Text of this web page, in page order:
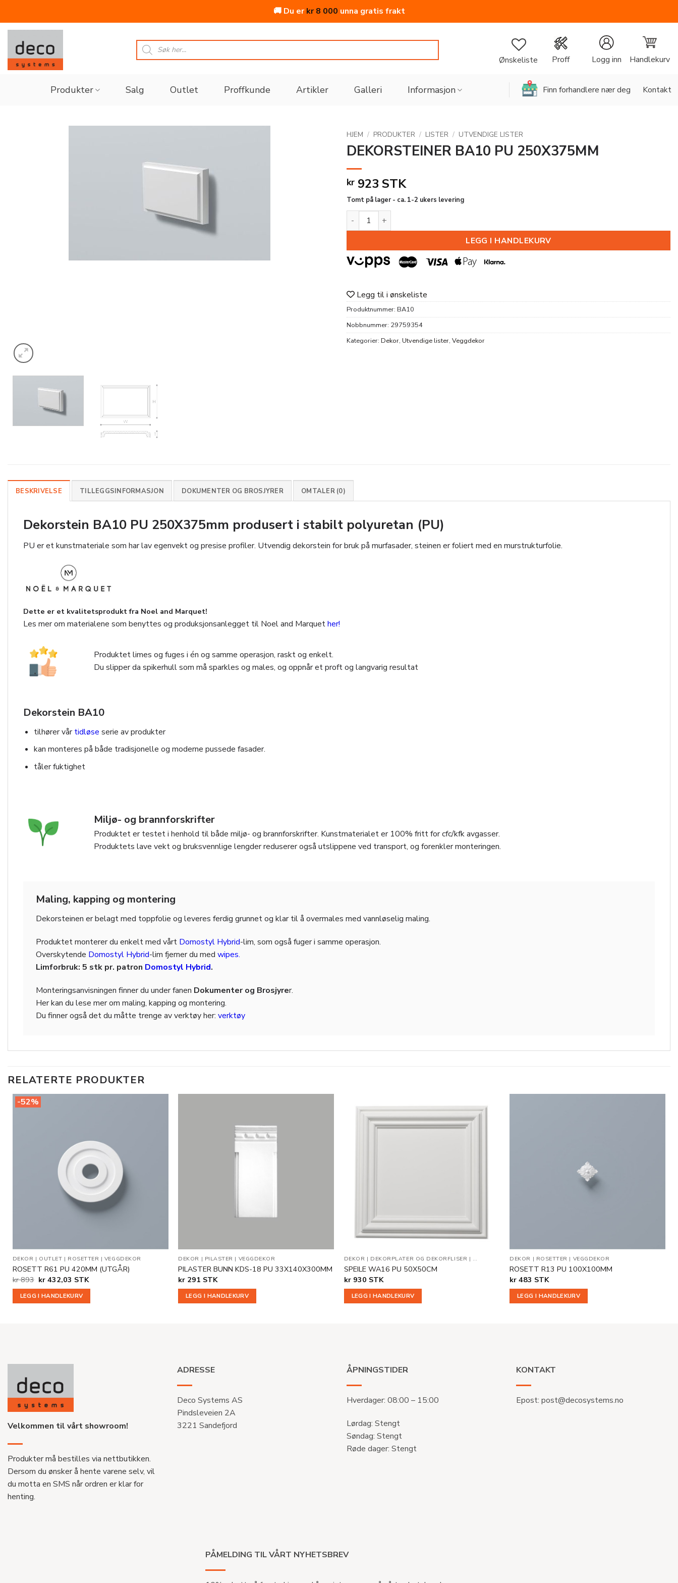
🚚 Du erkr8 000 unna gratis frakt
Skip
content
Products
search
Ønskeliste Proff Logg inn Handlekurv
Produkter Salg Outlet Proffkunde Artikler Galleri Informasjon Finn forhandlere nær deg Kontakt
HJEM / PRODUKTER / LISTER / UTVENDIGE LISTER
DEKORSTEINER BA10 PU 250X375MM
kr 923 STK
Tomt på lager - ca. 1-2 ukers levering
DEKORSTEINER BA10 PU 250X375MM antall
LEGG I HANDLEKURV
Legg til i ønskeliste
Produktnummer: BA10
Nobbnummer: 29759354
Kategorier: Dekor, Utvendige lister, Veggdekor
BESKRIVELSE TILLEGGSINFORMASJON DOKUMENTER OG BROSJYRER OMTALER (0)
Dekorstein BA10 PU 250X375mm produsert i stabilt polyuretan (PU)
PU er et kunstmateriale som har lav egenvekt og presise profiler. Utvendig dekorstein for bruk på murfasader, steinen er foliert med en murstrukturfolie.
Dette er et kvalitetsprodukt fra Noel and Marquet!
Les mer om materialene som benyttes og produksjonsanlegget til Noel and Marquether!
Produktet limes og fuges i én og samme operasjon, raskt og enkelt.
Du slipper da spikerhull som må sparkles og males, og oppnår et proft og langvarig resultat
Dekorstein BA10
tilhører vårtidløse serie av produkter
kan monteres på både tradisjonelle og moderne pussede fasader.
tåler fuktighet
Miljø- og brannforskrifter
Produktet er testet i henhold til både miljø- og brannforskrifter. Kunstmaterialet er 100% fritt for cfc/kfk avgasser.
Produktets lave vekt og bruksvennlige lengder reduserer også utslippene ved transport, og forenkler monteringen.
Maling, kapping og montering
Dekorsteinen er belagt med toppfolie og leveres ferdig grunnet og klar til å overmales med vannløselig maling.
Produktet monterer du enkelt med vårt Domostyl Hybrid-lim, som også fuger i samme operasjon.
Overskytende Domostyl Hybrid-lim fjerner du med wipes.
Limforbruk: 5 stk pr. patron Domostyl Hybrid.
Monteringsanvisningen finner du under fanen Dokumenter og Brosjyrer.
Her kan du lese mer om maling, kapping og montering.
Du finner også det du måtte trenge av verktøy her: verktøy
RELATERTE PRODUKTER
-52%
DEKOR | OUTLET | ROSETTER | VEGGDEKOR
ROSETT R61 PU 420MM (UTGÅR)
kr893 Opprinnelig
var:
kr 893.
kr 432,03 Nåværende
er:
kr 432,03.
STK
LEGG I HANDLEKURV
DEKOR | PILASTER | VEGGDEKOR
PILASTER BUNN KDS-18 PU 33X140X300MM
kr 291 STK
LEGG I HANDLEKURV
DEKOR | DEKORPLATER OG DEKORFLISER | VEGGDEKOR
SPEILE WA16 PU 50X50CM
kr930 STK
LEGG I HANDLEKURV
DEKOR | ROSETTER | VEGGDEKOR
ROSETT R13 PU 100X100MM
kr 483 STK
LEGG I HANDLEKURV
Velkommen til vårt showroom!
Produkter må bestilles via nettbutikken.
Dersom du ønsker å hente varene selv, vil
du motta en SMS når ordren er klar for
henting.
ADRESSE
Deco Systems AS
Pindsleveien 2A
3221 Sandefjord
ÅPNINGSTIDER
Hverdager: 08:00 – 15:00
Lørdag: Stengt
Søndag: Stengt
Røde dager: Stengt
KONTAKT
Epost: post@decosystems.no
PÅMELDING TIL VÅRT NYHETSBREV